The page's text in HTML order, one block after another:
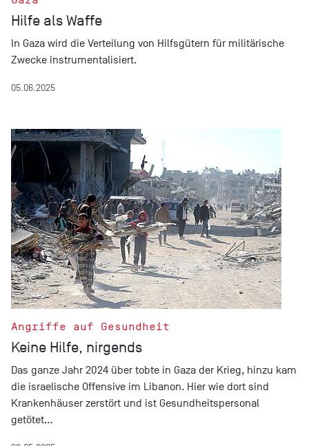
Hilfe als Waffe
In Gaza wird die Verteilung von Hilfsgütern für militärische
Zwecke instrumentalisiert.
05.06.2025
Angriffe auf Gesundheit
Keine Hilfe, nirgends
Das ganze Jahr 2024 über tobte in Gaza der Krieg, hinzu kam
die israelische Offensive im Libanon. Hier wie dort sind
Krankenhäuser zerstört und ist Gesundheitspersonal
getötet…